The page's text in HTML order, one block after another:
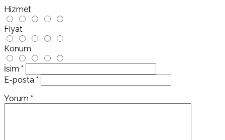
Hizmet
Fiyat
Konum
İsim *
E-posta *
Yorum *